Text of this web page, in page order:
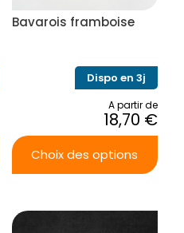
page
Bavarois framboise
Dispo en 3j
A partir de
18,70 €
Choix des options